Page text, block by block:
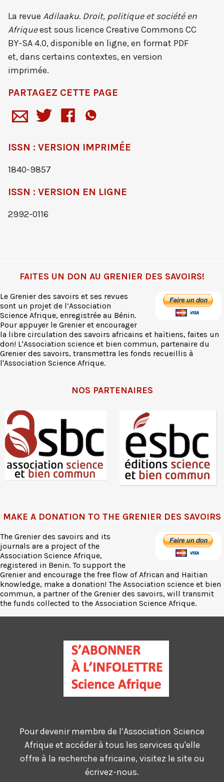
La revue Adilaaku. Droit, politique et société en
Afriqueest sous licence Creative Commons CC
BY-SA 4.0, disponible en ligne, en format PDF
et, dans certains contextes, en version
imprimée.
PARTAGEZ CETTE PAGE
ISSN : VERSION IMPRIMÉE
1840-9857
ISSN : VERSION EN LIGNE
2992-0116
FAITES UN DON AU GRENIER DES SAVOIRS!
Le Grenier des savoirs et ses revues
sont un projet de l’Association
Science Afrique, enregistrée au Bénin.
Pour appuyer le Grenier et encourager
la libre circulation des savoirs africains et haïtiens, faites un
don! L'Association science et bien commun, partenaire du
Grenier des savoirs, transmettra les fonds recueillis à
l'Association Science Afrique.
NOS PARTENAIRES
MAKE A DONATION TO THE GRENIER DES SAVOIRS
The Grenier des savoirs and its
journals are a project of the
Association Science Afrique,
registered in Benin. To support the
Grenier and encourage the free flow of African and Haitian
knowledge, make a donation! The Association science et bien
commun, a partner of the Grenier des savoirs, will transmit
the funds collected to the Association Science Afrique.
Pour devenir membre de l’Association Science
Afrique et accéder à tous les services qu'elle
offre à la recherche africaine, visitez le site ou
écrivez-nous.